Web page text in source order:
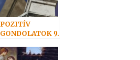
POZITÍV
GONDOLATOK 9.